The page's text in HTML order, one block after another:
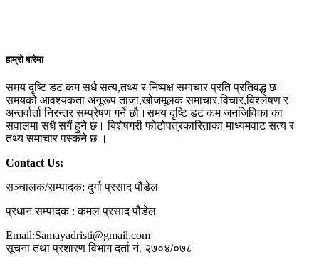
हाम्रो बारेमा
समय दृष्टि डट कम सधै सत्य,तथ्य र निष्पक्ष समाचार प्रति प्रतिवद्ध छ।
समयको आवश्यकता अनूरूप ताजा,खोजमूलक समाचार,विचार,विश्लेषण र
अन्तर्वार्ता निरन्तर सम्प्रेषण गर्ने छौ।समय दृष्टि डट कम जनजिविका का
सवालमा सधै सगैं हुने छ। बिशेषगरी फोटोपत्रकारिताका माध्यमवाट सत्य र
तथ्य समाचार पस्कने छ ।
Contact Us:
सञ्चालक/सम्पादक: दुर्गा प्रसाद पौडेल
प्रधान सम्पादक : कमल प्रसाद पौडेल
Email:Samayadristi@gmail.com
सूचना तथा प्रशारण विभाग दर्ता नं. २७०४/०७८